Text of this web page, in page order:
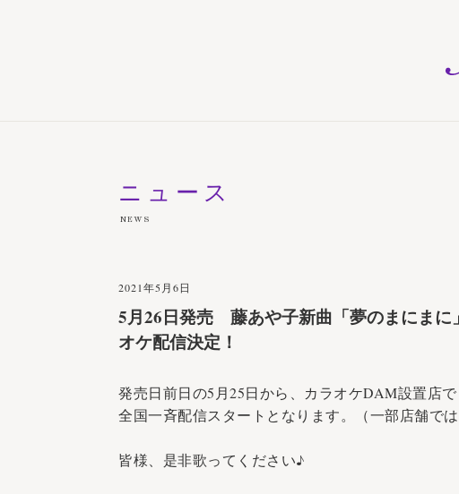
ニュース
NEWS
2021年5月6日
5月26日発売 藤あや子新曲「夢のまにまに
オケ配信決定！
発売日前日の5月25日から、カラオケDAM設置店で
全国一斉配信スタートとなります。（一部店舗では
皆様、是非歌ってください♪